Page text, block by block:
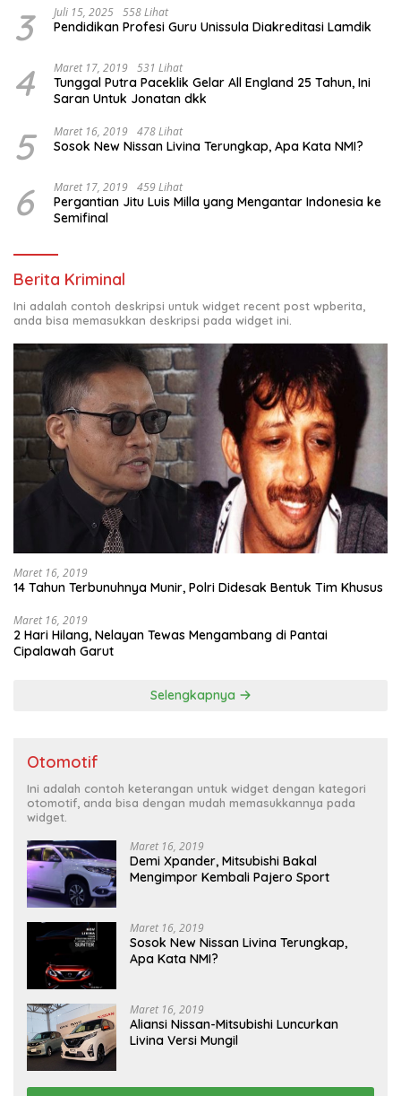
3 Juli 15, 2025 558 Lihat
Pendidikan Profesi Guru Unissula Diakreditasi Lamdik
4 Maret 17, 2019 531 Lihat
Tunggal Putra Paceklik Gelar All England 25 Tahun, Ini
Saran Untuk Jonatan dkk
5 Maret 16, 2019 478 Lihat
Sosok New Nissan Livina Terungkap, Apa Kata NMI?
6 Maret 17, 2019 459 Lihat
Pergantian Jitu Luis Milla yang Mengantar Indonesia ke
Semifinal
Berita Kriminal
Ini adalah contoh deskripsi untuk widget recent post wpberita,
anda bisa memasukkan deskripsi pada widget ini.
Maret 16, 2019
14 Tahun Terbunuhnya Munir, Polri Didesak Bentuk Tim Khusus
Maret 16, 2019
2 Hari Hilang, Nelayan Tewas Mengambang di Pantai
Cipalawah Garut
Selengkapnya
Otomotif
Ini adalah contoh keterangan untuk widget dengan kategori
otomotif, anda bisa dengan mudah memasukkannya pada
widget.
Maret 16, 2019
Demi Xpander, Mitsubishi Bakal
Mengimpor Kembali Pajero Sport
Maret 16, 2019
Sosok New Nissan Livina Terungkap,
Apa Kata NMI?
Maret 16, 2019
Aliansi Nissan-Mitsubishi Luncurkan
Livina Versi Mungil